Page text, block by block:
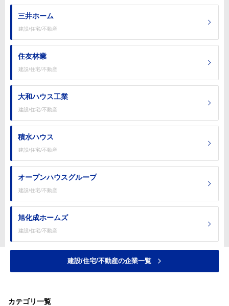
三井ホーム
建設/住宅/不動産
住友林業
建設/住宅/不動産
大和ハウス工業
建設/住宅/不動産
積水ハウス
建設/住宅/不動産
オープンハウスグループ
建設/住宅/不動産
旭化成ホームズ
建設/住宅/不動産
建設/住宅/不動産の企業一覧
カテゴリ一覧